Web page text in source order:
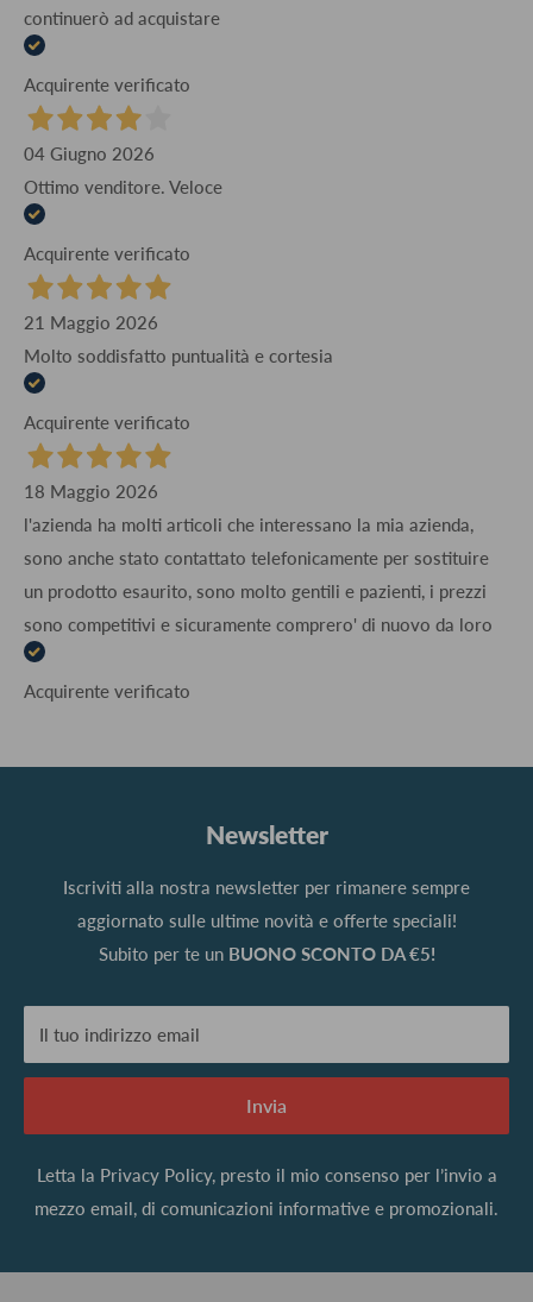
continuerò ad acquistare
Acquirente verificato
04 Giugno 2026
Ottimo venditore. Veloce
Acquirente verificato
21 Maggio 2026
Molto soddisfatto puntualità e cortesia
Acquirente verificato
18 Maggio 2026
l'azienda ha molti articoli che interessano la mia azienda,
sono anche stato contattato telefonicamente per sostituire
un prodotto esaurito, sono molto gentili e pazienti, i prezzi
sono competitivi e sicuramente comprero' di nuovo da loro
Acquirente verificato
Newsletter
Iscriviti alla nostra newsletter per rimanere sempre
aggiornato sulle ultime novità e offerte speciali!
Subito per te un BUONO SCONTO DA €5!
Il tuo indirizzo email
Invia
Letta la Privacy Policy, presto il mio consenso per l’invio a
mezzo email, di comunicazioni informative e promozionali.